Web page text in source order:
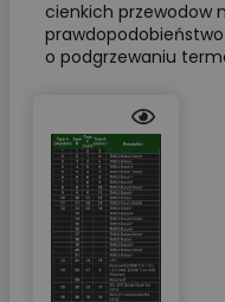
cienkich przewodow
o podgrzewaniu